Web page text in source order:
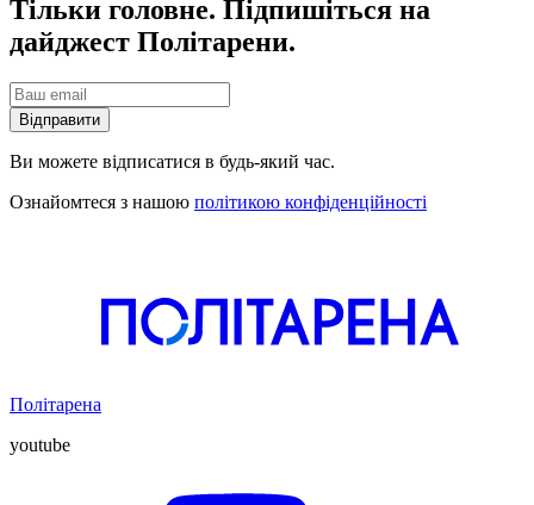
Тільки головне. Підпишіться на
дайджест Політарени.
Відправити
Ви можете відписатися в будь-який час.
Ознайомтеся з нашою політикою конфіденційності
Політарена
youtube